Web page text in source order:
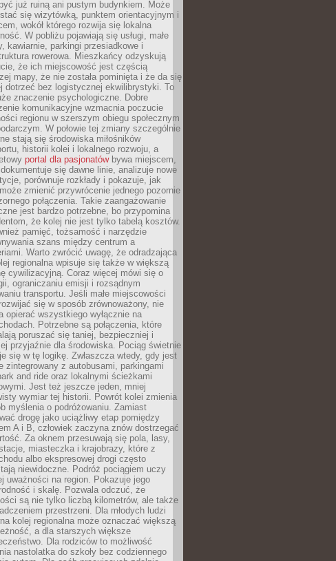
już ruiną ani pustym budynkiem. Może
się wizytówką, punktem orientacyjnym i
wokół którego rozwija się lokalna
W pobliżu pojawiają się usługi, małe
kawiarnie, parkingi przesiadkowe i
rowerowa. Mieszkańcy odzyskują
że ich miejscowość jest częścią
mapy, że nie została pominięta i że da się
dotrzeć bez logistycznej ekwilibrystyki. To
znaczenie psychologiczne. Dobre
komunikacyjne wzmacnia poczucie
regionu w szerszym obiegu społecznym
W połowie tej zmiany szczególnie
stają się środowiska miłośników
historii kolei i lokalnego rozwoju, a
portal dla pasjonatówbywa miejscem,
się dawne linie, analizuje nowe
porównuje rozkłady i pokazuje, jak
zmienić przywrócenie jednego pozornie
połączenia. Takie zaangażowanie
jest bardzo potrzebne, bo przypomina
że kolej nie jest tylko tabelą kosztów.
pamięć, tożsamość i narzędzie
szans między centrum a
Warto zwrócić uwagę, że odradzająca
regionalna wpisuje się także w większą
cywilizacyjną. Coraz więcej mówi się o
ograniczaniu emisji i rozsądnym
transportu. Jeśli małe miejscowości
się w sposób zrównoważony, nie
opierać wszystkiego wyłącznie na
Potrzebne są połączenia, które
poruszać się taniej, bezpieczniej i
przyjaźnie dla środowiska. Pociąg świetnie
się w tę logikę. Zwłaszcza wtedy, gdy jest
zintegrowany z autobusami, parkingami
and ride oraz lokalnymi ścieżkami
Jest też jeszcze jeden, mniej
wymiar tej historii. Powrót kolei zmienia
myślenia o podróżowaniu. Zamiast
drogę jako uciążliwy etap pomiędzy
A i B, człowiek zaczyna znów dostrzegać
Za oknem przesuwają się pola, lasy,
stacje, miasteczka i krajobrazy, które z
albo ekspresowej drogi często
niewidoczne. Podróż pociągiem uczy
uważności na region. Pokazuje jego
i skalę. Pozwala odczuć, że
są nie tylko liczbą kilometrów, ale także
przestrzeni. Dla młodych ludzi
kolej regionalna może oznaczać większą
a dla starszych większe
Dla rodziców to możliwość
nastolatka do szkoły bez codziennego